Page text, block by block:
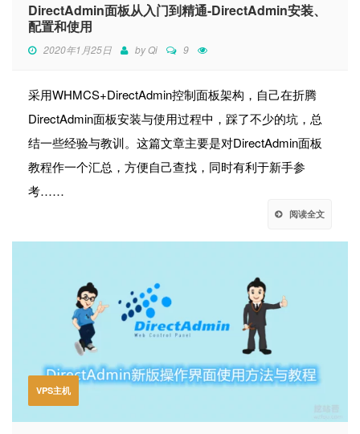
DirectAdmin面板从入门到精通-DirectAdmin安装、
配置和使用
2020年1月25日 byQi 9
采用WHMCS+DirectAdmin控制面板架构，自己在折腾
DirectAdmin面板安装与使用过程中，踩了不少的坑，总
结一些经验与教训。这篇文章主要是对DirectAdmin面板
教程作一个汇总，方便自己查找，同时有利于新手参
考……
阅读全文
VPS主机